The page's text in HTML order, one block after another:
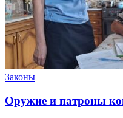
Законы
Оружие и патроны